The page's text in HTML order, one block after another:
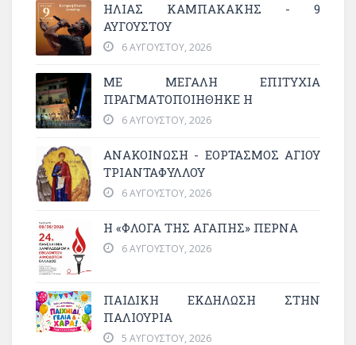
ΗΛΙΑΣ ΚΑΜΠΑΚΑΚΗΣ - 9
ΑΥΓΟΥΣΤΟΥ
6 ΑΥΓΟΎΣΤΟΥ, 2026
ΜΕ ΜΕΓΆΛΗ ΕΠΙΤΥΧΊΑ
ΠΡΑΓΜΑΤΟΠΟΙΉΘΗΚΕ Η
6 ΑΥΓΟΎΣΤΟΥ, 2026
ΑΝΑΚΟΙΝΩΣΗ - ΕΟΡΤΑΣΜΟΣ ΑΓΙΟΥ
ΤΡΙΑΝΤΑΦΥΛΛΟΥ
6 ΑΥΓΟΎΣΤΟΥ, 2026
Η «ΦΛΌΓΑ ΤΗΣ ΑΓΆΠΗΣ» ΠΕΡΝΆ
6 ΑΥΓΟΎΣΤΟΥ, 2026
ΠΑΙΔΙΚΗ ΕΚΔΗΛΩΣΗ ΣΤΗΝ
ΠΑΛΙΟΥΡΙΑ
5 ΑΥΓΟΎΣΤΟΥ, 2026